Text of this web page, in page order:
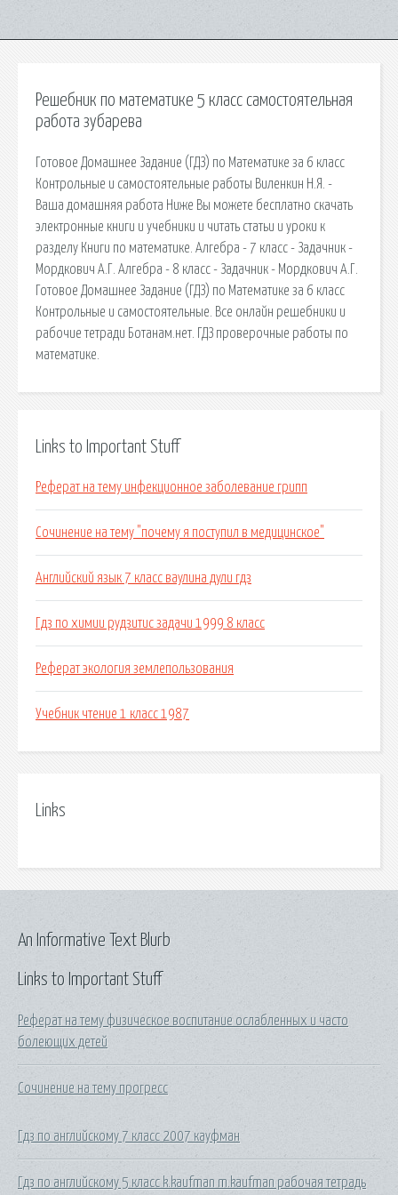
Решебник по математике 5 класс самостоятельная
работа зубарева
Готовое Домашнее Задание (ГДЗ) по Математике за 6 класс
Контрольные и самостоятельные работы Виленкин Н.Я. -
Ваша домашняя работа Ниже Вы можете бесплатно скачать
электронные книги и учебники и читать статьи и уроки к
разделу Книги по математике. Алгебра - 7 класс - Задачник -
Мордкович А.Г. Алгебра - 8 класс - Задачник - Мордкович А.Г.
Готовое Домашнее Задание (ГДЗ) по Математике за 6 класс
Контрольные и самостоятельные. Все онлайн решебники и
рабочие тетради Ботанам.нет. ГДЗ проверочные работы по
математике.
Links to Important Stuff
Реферат на тему инфекционное заболевание грипп
Сочинение на тему "почему я поступил в медицинское"
Английский язык 7 класс ваулина дули гдз
Гдз по химии рудзитис задачи 1999 8 класс
Реферат экология землепользования
Учебник чтение 1 класс 1987
Links
Links to Important Stuff
Реферат на тему физическое воспитание ослабленных и часто
болеющих детей
Сочинение на тему прогресс
Гдз по английскому 7 класс 2007 кауфман
Гдз по английскому 5 класс k.kaufman m.kaufman рабочая тетрадь
An Informative Text Blurb